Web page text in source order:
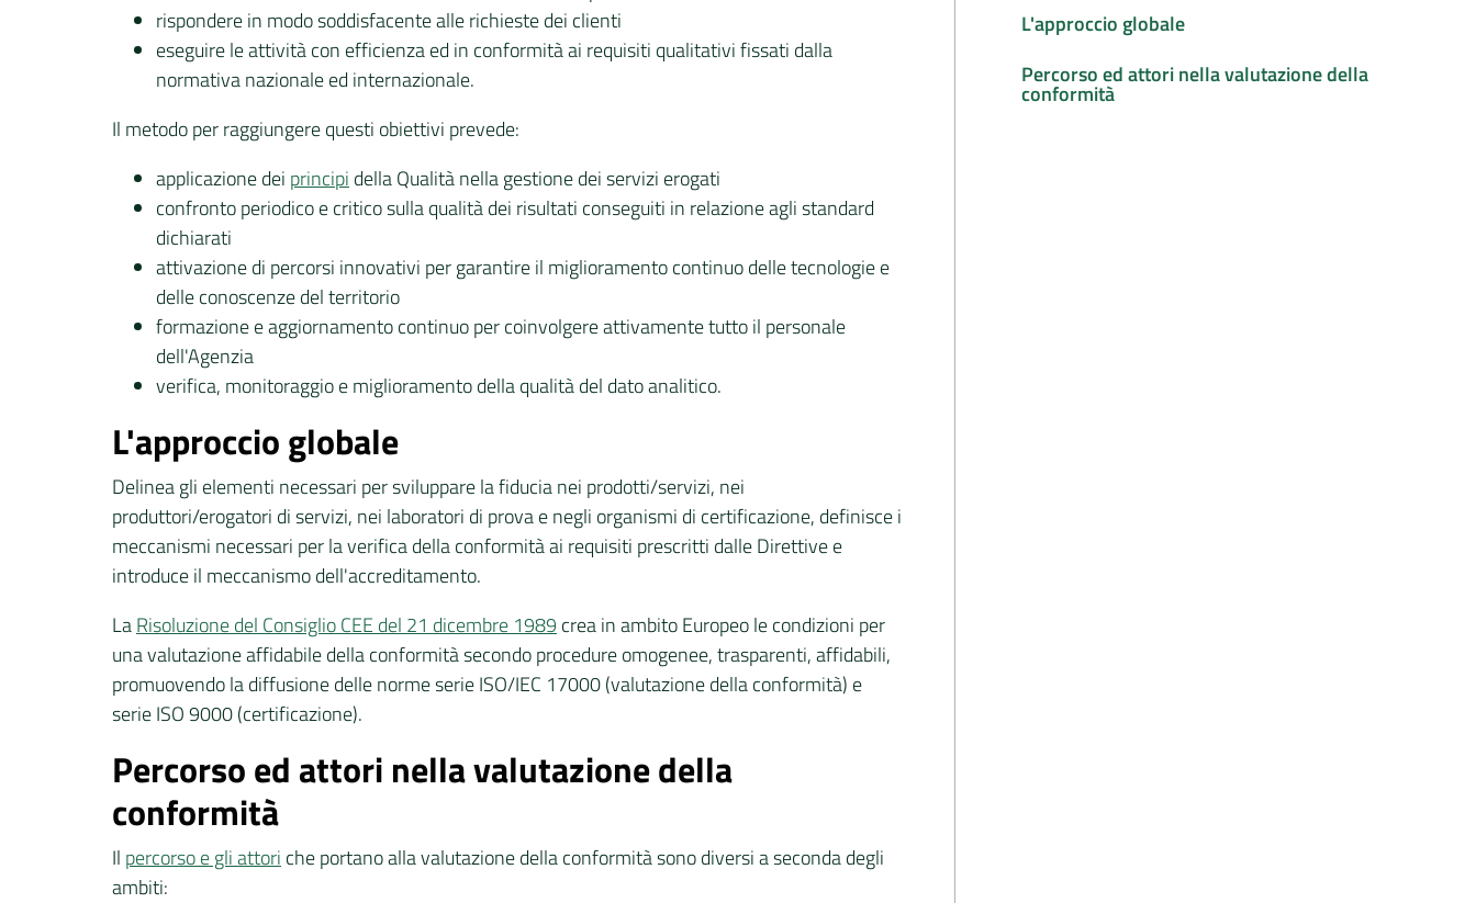
rispondere in modo soddisfacente alle richieste dei clienti
eseguire le attività con efficienza ed in conformità ai requisiti qualitativi fissati dalla
normativa nazionale ed internazionale.
Il metodo per raggiungere questi obiettivi prevede:
applicazione dei principi della Qualità nella gestione dei servizi erogati
confronto periodico e critico sulla qualità dei risultati conseguiti in relazione agli standard
dichiarati
attivazione di percorsi innovativi per garantire il miglioramento continuo delle tecnologie e
delle conoscenze del territorio
formazione e aggiornamento continuo per coinvolgere attivamente tutto il personale
dell'Agenzia
verifica, monitoraggio e miglioramento della qualità del dato analitico.
L'approccio globale
Delinea gli elementi necessari per sviluppare la fiducia nei prodotti/servizi, nei
produttori/erogatori di servizi, nei laboratori di prova e negli organismi di certificazione, definisce i
meccanismi necessari per la verifica della conformità ai requisiti prescritti dalle Direttive e
introduce il meccanismo dell'accreditamento.
LaRisoluzione del Consiglio CEE del 21 dicembre 1989 crea in ambito Europeo le condizioni per
una valutazione affidabile della conformità secondo procedure omogenee, trasparenti, affidabili,
promuovendo la diffusione delle norme serie ISO/IEC 17000 (valutazione della conformità) e
serie ISO 9000 (certificazione).
Percorso ed attori nella valutazione della
conformità
Il percorso e gli attori che portano alla valutazione della conformità sono diversi a seconda degli
ambiti:
L'approccio globale
Percorso ed attori nella valutazione della
conformità